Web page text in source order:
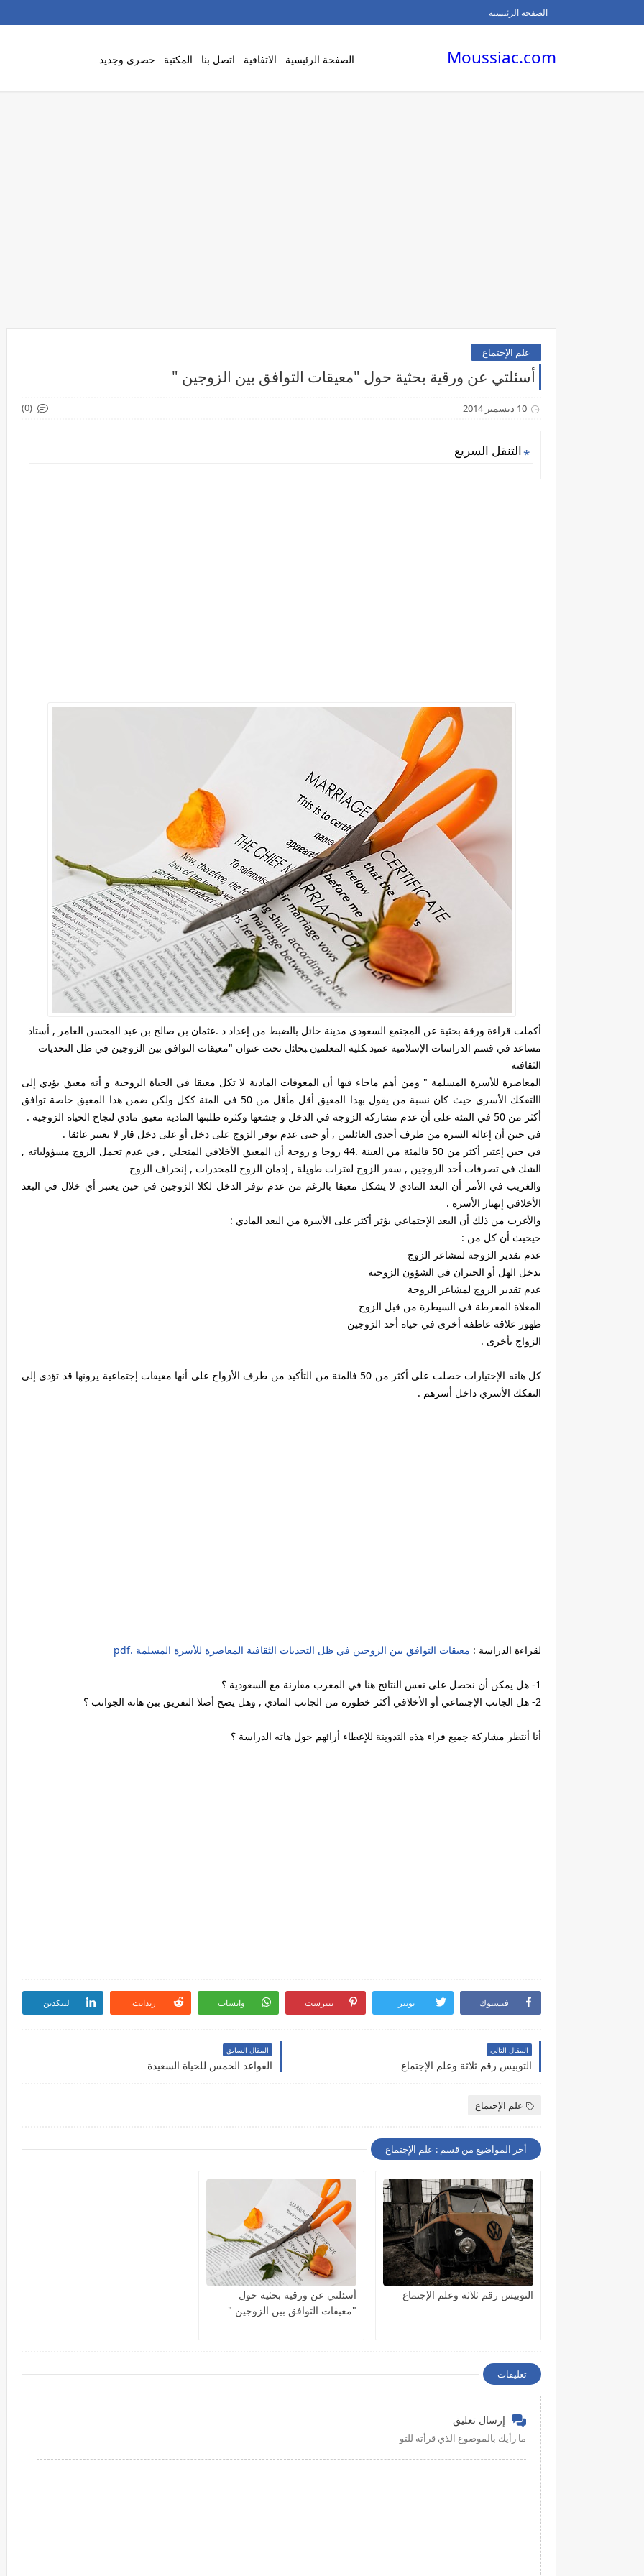
الصفحة الرئيسية
Moussiac.com الصفحة الرئيسية الاتفاقية اتصل بنا المكتبة حصري وجديد
علم الإجتماع
أسئلتي عن ورقية بحثية حول "معيقات التوافق بين الزوجين "
10 ديسمبر 2014 (0)
التنقل السريع
أكملت قراءة ورقة بحثية عن المجتمع السعودي مدينة حائل بالضبط من إعداد د .عثمان بن صالح بن عبد المحسن العامر , أستاذ
مساعد في قسم الدراسات الإسلامية ﻋﻤﻴﺩ ﻜﻠﻴﺔ ﺍﻟﻤﻌﻠﻤﻴﻥ ﺒﺤﺎﺌل تحت عنوان "معيقات التوافق بين الزوجين في ظل التحديات
الثقافية
المعاصرة للأسرة المسلمة " ومن أهم ماجاء فيها أن المعوقات المادية لا تكل معيقا في الحياة الزوجية و أنه معيق يؤدي إلى
االتفكك الأسري حيث كان نسبة من يقول بهذا المعيق أقل مأقل من 50 في المئة ككل ولكن ضمن هذا المعيق خاصة توافق
أكثر من 50 في المئة على أن عدم مشاركة الزوجة في الدخل و جشعها وكثرة طلبتها المادية معيق مادي لنجاح الحياة الزوجية .
في حين أن إعالة السرة من طرف أحدى العائلتين , أو حتى عدم توفر الزوج على دخل أو على دخل قار لا يعتبر عائقا .
في حين إعتبر أكثر من 50 فالمئة من العينة .44 زوجا و زوجة أن المعيق الأخلاقي المتجلي , في عدم تحمل الزوج مسؤولياته ,
الشك في تصرفات أحد الزوجين , سفر الزوج لفترات طويلة , إدمان الزوج للمخدرات , إنحراف الزوج
والغريب في الأمر أن البعد المادي لا يشكل معيقا بالرغم من عدم توفر الدخل لكلا الزوجين في حين يعتبر أي خلال في البعد
الأخلاقي إنهيار الأسرة .
والأغرب من ذلك أن البعد الإجتماعي يؤثر أكثر على الأسرة من البعد المادي :
حيحيث أن كل من :
عدم تقدير الزوجة لمشاعر الزوج
تدخل الهل أو الجيران في الشؤون الزوجية
عدم تقدير الزوج لمشاعر الزوجة
المغلاة المفرطة في السيطرة من قبل الزوج
طهور علاقة عاطفة أخرى في حياة أحد الزوجين
الزواج بأخرى .
كل هاته الإختيارات حصلت على أكثر من 50 فالمئة من التأكيد من طرف الأزواج على أنها معيقات إجتماعية يرونها قد تؤدي إلى
التفكك الأسري داخل أسرهم .
لقراءة الدراسة : معيقات التوافق بين الزوجين في ظل التحديات الثقافية المعاصرة للأسرة المسلمة .pdf
1- هل يمكن أن نحصل على نفس النتائج هنا في المغرب مقارنة مع السعودية ؟
2- هل الجانب الإجتماعي أو الأخلاقي أكثر خطورة من الجانب المادي , وهل يصح أصلا التفريق بين هاته الجوانب ؟
أنا أنتظر مشاركة جميع قراء هذه التدوينة للإعطاء أرائهم حول هاته الدراسة ؟
فيسبوك تويتر بنترست واتساب ريدايت لينكدين
المقال التالي
التوبيس رقم ثلاثة وعلم الإجتماع
المقال السابق
القواعد الخمس للحياة السعيدة
علم الإجتماع
أخر المواضيع من قسم : علم الإجتماع
التوبيس رقم ثلاثة وعلم الإجتماع
أسئلتي عن ورقية بحثية حول
"معيقات التوافق بين الزوجين "
تعليقات
إرسال تعليق
ما رأيك بالموضوع الذي قرأته للتو